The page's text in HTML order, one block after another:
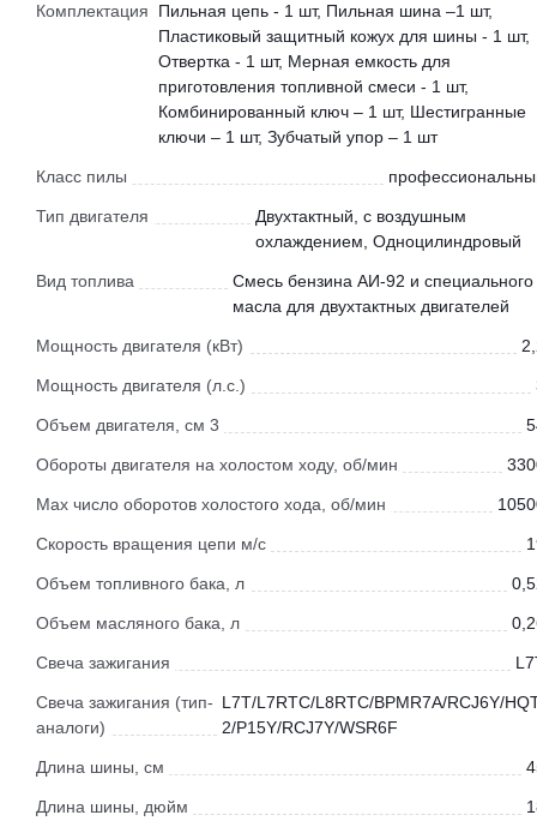
Комплектация
Пильная цепь - 1 шт, Пильная шина –1 шт,
Пластиковый защитный кожух для шины - 1 шт,
Отвертка - 1 шт, Мерная емкость для
приготовления топливной смеси - 1 шт,
Комбинированный ключ – 1 шт, Шестигранные
ключи – 1 шт, Зубчатый упор – 1 шт
Класс пилы
Тип двигателя
Двухтактный, с воздушным
охлаждением, Одноцилиндровый
Вид топлива
Смесь бензина АИ-92 и специального
масла для двухтактных двигателей
Мощность двигателя (кВт)
Мощность двигателя (л.с.)
Объем двигателя, см 3
Обороты двигателя на холостом ходу, об/мин
Мах число оборотов холостого хода, об/мин
Скорость вращения цепи м/с
Объем топливного бака, л
Объем масляного бака, л
Свеча зажигания
Свеча зажигания (тип-
аналоги)
L7T/L7RTC/L8RTC/BPMR7A/RCJ6Y/
2/P15Y/RCJ7Y/WSR6F
Длина шины, см
Длина шины, дюйм